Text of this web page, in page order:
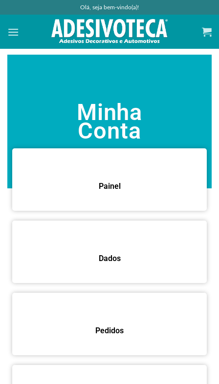
Olá, seja bem-vindo(a)!
Minha
Conta
Painel
Dados
Pedidos